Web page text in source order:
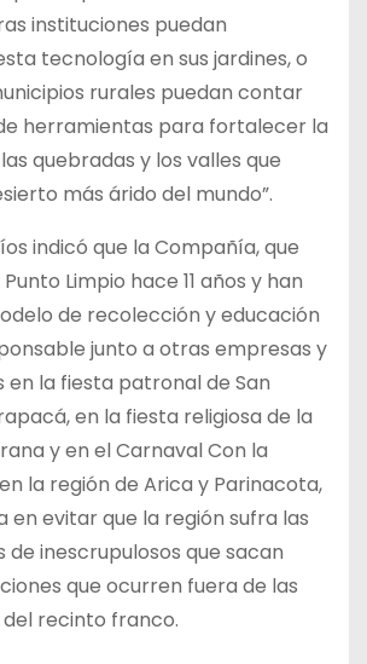
instituciones puedan
tecnología en sus jardines, o
rurales puedan contar
herramientas para fortalecer la
quebradas y los valles que
más árido del mundo”.
indicó que la Compañía, que
Limpio hace 11 años y han
de recolección y educación
junto a otras empresas y
la fiesta patronal de San
en la fiesta religiosa de la
y en el Carnaval Con la
la región de Arica y Parinacota,
en evitar que la región sufra las
de inescrupulosos que sacan
que ocurren fuera de las
recinto franco.